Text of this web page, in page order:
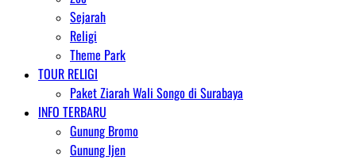
Sejarah
Religi
Theme Park
TOUR RELIGI
Paket Ziarah Wali Songo di Surabaya
INFO TERBARU
Gunung Bromo
Gunung Ijen